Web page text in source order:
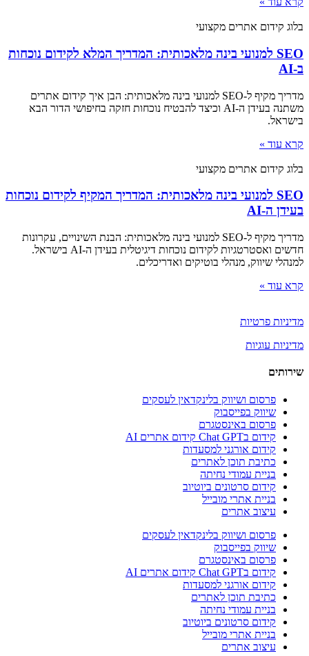
בלוג קידום אתרים מקצועי
SEO למנועי בינה מלאכותית: המדריך המלא לקידום נוכחות
ב-AI
מדריך מקיף ל-SEO למנועי בינה מלאכותית: הבן איך קידום אתרים
משתנה בעידן ה-AI וכיצד להבטיח נוכחות חזקה בחיפושי הדור הבא
בישראל.
קרא עוד »
בלוג קידום אתרים מקצועי
SEO למנועי בינה מלאכותית: המדריך המקיף לקידום נוכחות
בעידן ה-AI
מדריך מקיף ל-SEO למנועי בינה מלאכותית: הבנת השינויים, עקרונות
חדשים ואסטרטגיות לקידום נוכחות דיגיטלית בעידן ה-AI בישראל.
למנהלי שיווק, מנהלי בוטיקים ואדריכלים.
קרא עוד »
מדיניות פרטיות
מדיניות עוגיות
שירותים
פרסום ושיווק בלינקדאין לעסקים
שיווק בפייסבוק
פרסום באינסטגרם
קידום בChat GPT קידום אתרים AI
קידום אורגני למסעדות
כתיבת תוכן לאתרים
בניית עמודי נחיתה
קידום סרטונים ביוטיוב
בניית אתרי מובייל
עיצוב אתרים
פרסום ושיווק בלינקדאין לעסקים
שיווק בפייסבוק
פרסום באינסטגרם
קידום בChat GPT קידום אתרים AI
קידום אורגני למסעדות
כתיבת תוכן לאתרים
בניית עמודי נחיתה
קידום סרטונים ביוטיוב
בניית אתרי מובייל
עיצוב אתרים